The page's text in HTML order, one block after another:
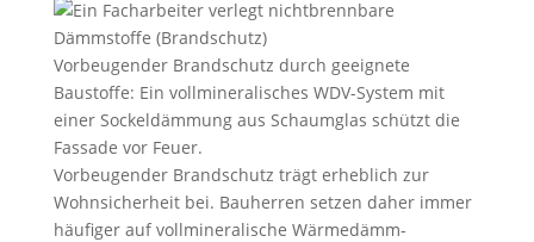
Vorbeugender Brandschutz durch geeignete
Baustoffe: Ein vollmineralisches WDV-System mit
einer Sockeldämmung aus Schaumglas schützt die
Fassade vor Feuer.
Vorbeugender Brandschutz trägt erheblich zur
Wohnsicherheit bei. Bauherren setzen daher immer
häufiger auf vollmineralische Wärmedämm-